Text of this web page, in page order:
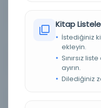
FIZIKSEL BOYUTLAR *
El-
DEMIRBAŞ NUMARASI 2709
Kitap
İstediğiniz
ekleyin.
Sınırsız
ayırın.
Dilediğiniz